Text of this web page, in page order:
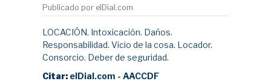
Publicado por elDial.com
LOCACIÓN. Intoxicación. Daños.
Responsabilidad. Vicio de la cosa. Locador.
Consorcio. Deber de seguridad.
Citar: elDial.com - AACCDF